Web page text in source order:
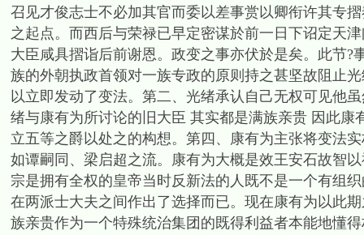
召见才俊志士不必加其官而委以差事赏以卿衔许其专
之起点。而西后与荣禄已早定密谋於前一日下诏定天
大臣咸具摺诣后前谢恩。政变之事亦伏於是矣。此节
族的外朝执政首领对一族专政的原则持之甚坚故阻止
以立即发动了变法。第二、光绪承认自己无权可见他
绪与康有为所讨论的旧大臣 其实都是满族亲贵 因此
立五等之爵以处之的构想。第四、康有为主张将变法
如谭嗣同、梁启超之流。康有为大概是效王安石故智
宗是拥有全权的皇帝当时反新法的人既不是一个有组
在两派士大夫之间作出了选择而已。现在康有为以此
族亲贵作为一个特殊统治集团的既得利益者本能地懂